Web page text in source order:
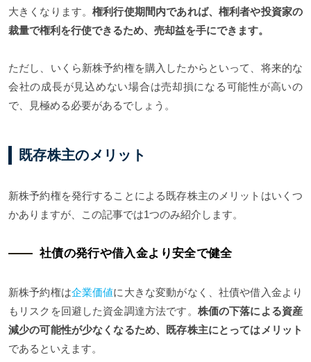
大きくなります。権利行使期間内であれば、権利者や投資家の
裁量で権利を行使できるため、売却益を手にできます。
ただし、いくら新株予約権を購入したからといって、将来的な
会社の成長が見込めない場合は売却損になる可能性が高いの
で、見極める必要があるでしょう。
既存株主のメリット
新株予約権を発行することによる既存株主のメリットはいくつ
かありますが、この記事では1つのみ紹介します。
社債の発行や借入金より安全で健全
新株予約権は企業価値に大きな変動がなく、社債や借入金より
もリスクを回避した資金調達方法です。 株価の下落による資産
減少の可能性が少なくなるため、既存株主にとってはメリット
であるといえます。